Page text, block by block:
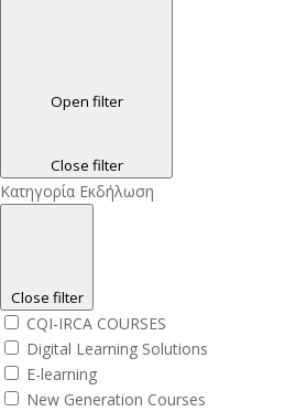
Open filter
Close filter
Κατηγορία Εκδήλωση
Close filter
CQI-IRCA COURSES
Digital Learning Solutions
E-learning
New Generation Courses